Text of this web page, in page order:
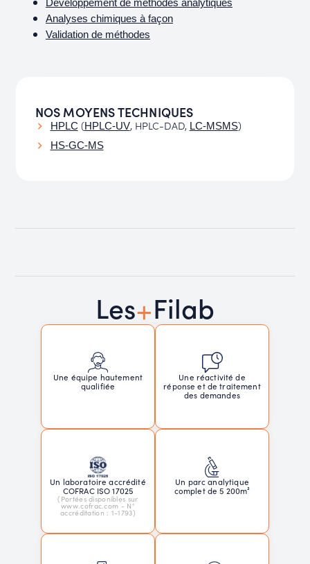
Développement de méthodes analytiques
Analyses chimiques à façon
Validation de méthodes
NOS MOYENS TECHNIQUES
HPLC (HPLC-UV, HPLC-DAD, LC-MSMS)
HS-GC-MS
Les+Filab
Une équipe hautement
qualifiée
Une réactivité de
réponse et de traitement
des demandes
Un laboratoire accrédité
COFRAC ISO 17025
(Portées disponibles sur
www.cofrac.com - N°
accréditation : 1-1793)
Un parc analytique
complet de 5 200m²